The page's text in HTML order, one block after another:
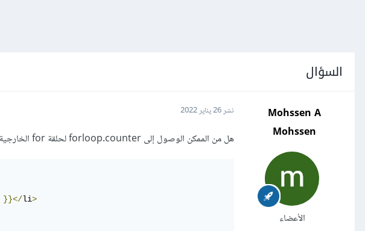
السؤال
Mohssen A
Mohssen
الأعضاء
نشر26 يناير 2022
هل من الممكن الوصول إلى forloop.counter لحلقة for الخارجية في القالب Template:
}}</li>